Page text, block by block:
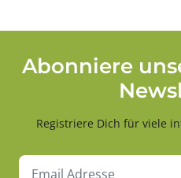
Abonniere
Registriere Dich für viele